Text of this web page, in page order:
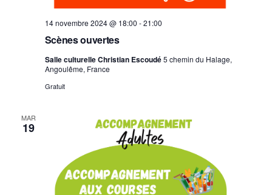
Scènes ouvertes
14 novembre 2024 @ 18:00 -21:00
Salle culturelle Christian Escoudé5 chemin du Halage,
Angoulême, France
Gratuit
MAR
19